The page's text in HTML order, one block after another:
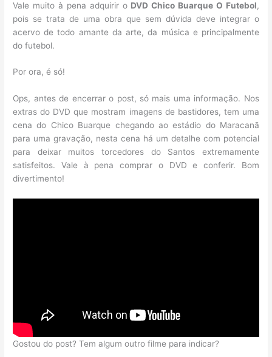
Vale muito à pena adquirir o DVD Chico Buarque O Futebol,
pois se trata de uma obra que sem dúvida deve integrar o
acervo de todo amante da arte, da música e principalmente
do futebol.
Por ora, é só!
Ops, antes de encerrar o post, só mais uma informação. Nos
extras do DVD que mostram imagens de bastidores, tem uma
cena do Chico Buarque chegando ao estádio do Maracanã
para uma gravação, nesta cena há um detalhe com potencial
para deixar muitos torcedores do Santos extremamente
satisfeitos. Vale à pena comprar o DVD e conferir. Bom
divertimento!
Gostou do post? Tem algum outro filme para indicar?